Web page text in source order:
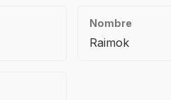
Nombre
Raimok